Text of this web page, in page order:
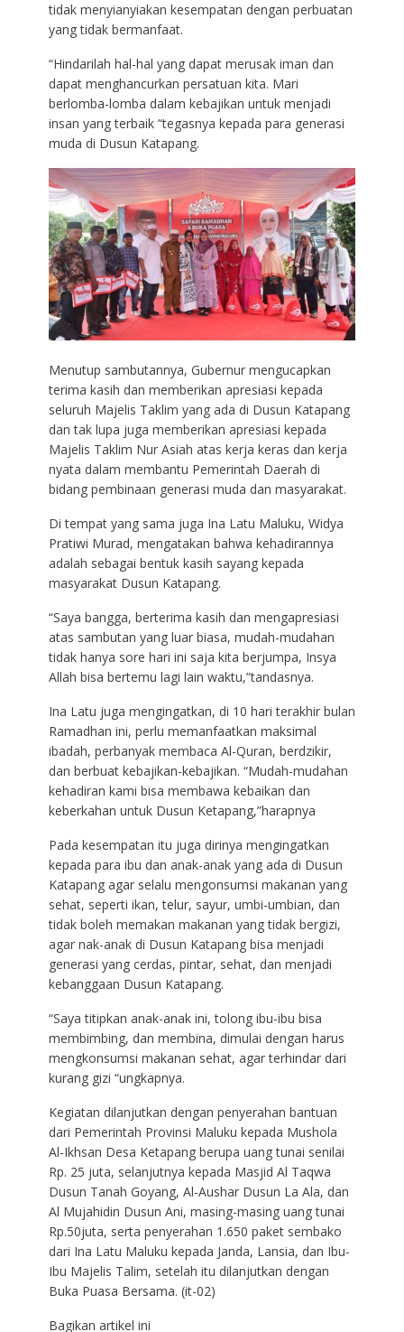
tidak menyianyiakan kesempatan dengan perbuatan
yang tidak bermanfaat.
“Hindarilah hal-hal yang dapat merusak iman dan
dapat menghancurkan persatuan kita. Mari
berlomba-lomba dalam kebajikan untuk menjadi
insan yang terbaik “tegasnya kepada para generasi
muda di Dusun Katapang.
Menutup sambutannya, Gubernur mengucapkan
terima kasih dan memberikan apresiasi kepada
seluruh Majelis Taklim yang ada di Dusun Katapang
dan tak lupa juga memberikan apresiasi kepada
Majelis Taklim Nur Asiah atas kerja keras dan kerja
nyata dalam membantu Pemerintah Daerah di
bidang pembinaan generasi muda dan masyarakat.
Di tempat yang sama juga Ina Latu Maluku, Widya
Pratiwi Murad, mengatakan bahwa kehadirannya
adalah sebagai bentuk kasih sayang kepada
masyarakat Dusun Katapang.
“Saya bangga, berterima kasih dan mengapresiasi
atas sambutan yang luar biasa, mudah-mudahan
tidak hanya sore hari ini saja kita berjumpa, Insya
Allah bisa bertemu lagi lain waktu,”tandasnya.
Ina Latu juga mengingatkan, di 10 hari terakhir bulan
Ramadhan ini, perlu memanfaatkan maksimal
ibadah, perbanyak membaca Al-Quran, berdzikir,
dan berbuat kebajikan-kebajikan. “Mudah-mudahan
kehadiran kami bisa membawa kebaikan dan
keberkahan untuk Dusun Ketapang,”harapnya
Pada kesempatan itu juga dirinya mengingatkan
kepada para ibu dan anak-anak yang ada di Dusun
Katapang agar selalu mengonsumsi makanan yang
sehat, seperti ikan, telur, sayur, umbi-umbian, dan
tidak boleh memakan makanan yang tidak bergizi,
agar nak-anak di Dusun Katapang bisa menjadi
generasi yang cerdas, pintar, sehat, dan menjadi
kebanggaan Dusun Katapang.
“Saya titipkan anak-anak ini, tolong ibu-ibu bisa
membimbing, dan membina, dimulai dengan harus
mengkonsumsi makanan sehat, agar terhindar dari
kurang gizi “ungkapnya.
Kegiatan dilanjutkan dengan penyerahan bantuan
dari Pemerintah Provinsi Maluku kepada Mushola
Al-Ikhsan Desa Ketapang berupa uang tunai senilai
Rp. 25 juta, selanjutnya kepada Masjid Al Taqwa
Dusun Tanah Goyang, Al-Aushar Dusun La Ala, dan
Al Mujahidin Dusun Ani, masing-masing uang tunai
Rp.50juta, serta penyerahan 1.650 paket sembako
dari Ina Latu Maluku kepada Janda, Lansia, dan Ibu-
Ibu Majelis Talim, setelah itu dilanjutkan dengan
Buka Puasa Bersama. (it-02)
Bagikan artikel ini